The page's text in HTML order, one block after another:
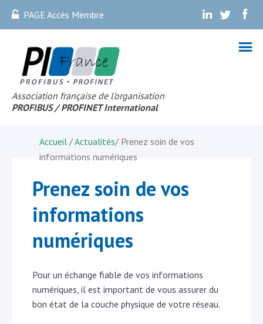
PAGE Accès Membre . . .
Association française de l’organisation
PROFIBUS / PROFINET International
Accueil /Actualités/ Prenez soin de vos
informations numériques
Prenez soin de vos
informations
numériques
Pour un échange fiable de vos informations
numériques, il est important de vous assurer du
bon état de la couche physique de votre réseau.